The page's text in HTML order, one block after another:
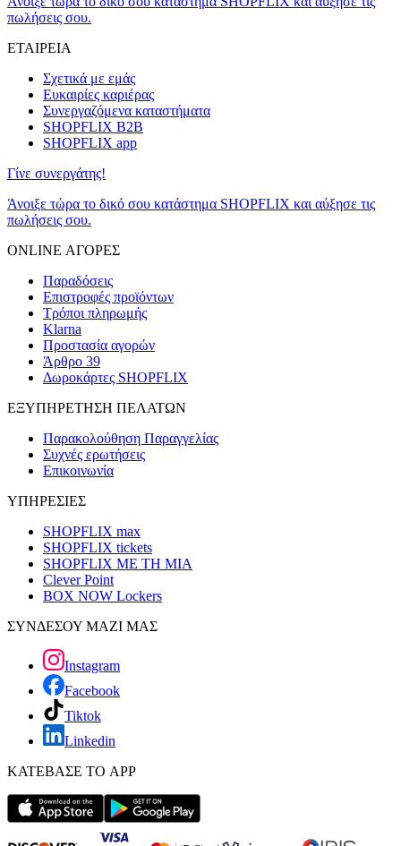
πωλήσεις σου.
ΕΤΑΙΡΕΙΑ
Σχετικά με εμάς
Ευκαιρίες καριέρας
Συνεργαζόμενα καταστήματα
SHOPFLIX B2B
SHOPFLIX app
Γίνε συνεργάτης!
Άνοιξε τώρα το δικό σου κατάστημα SHOPFLIX και αύξησε τις
πωλήσεις σου.
ONLINE ΑΓΟΡΕΣ
Παραδόσεις
Επιστροφές προϊόντων
Τρόποι πληρωμής
Klarna
Προστασία αγορών
Άρθρο 39
Δωροκάρτες SHOPFLIX
ΕΞΥΠΗΡΕΤΗΣΗ ΠΕΛΑΤΩΝ
Παρακολούθηση Παραγγελίας
Συχνές ερωτήσεις
Επικοινωνία
ΥΠΗΡΕΣΙΕΣ
SHOPFLIX max
SHOPFLIX tickets
SHOPFLIX ΜΕ ΤΗ ΜΙΑ
Clever Point
BOX NOW Lockers
ΣΥΝΔΕΣΟΥ ΜΑΖΙ ΜΑΣ
Instagram
Facebook
Tiktok
Linkedin
ΚΑΤΕΒΑΣΕ ΤΟ APP